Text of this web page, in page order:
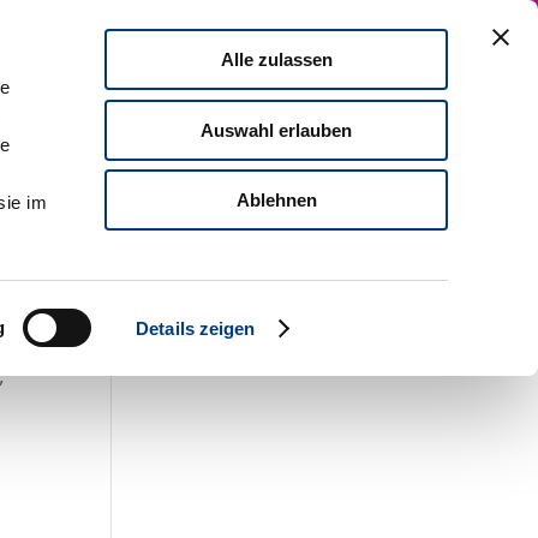
im
Details zeigen
Alle zulassen
Auswahl erlauben
Ablehnen
Führungskräfteentwicklung